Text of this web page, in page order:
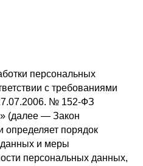
персональных
с требованиями
№ 152-ФЗ
(далее — Закон
определяет порядок
и меры
персональных данных,